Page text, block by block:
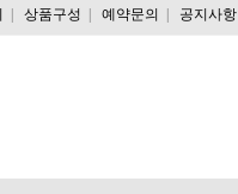
상품구성 예약문의 공지사항